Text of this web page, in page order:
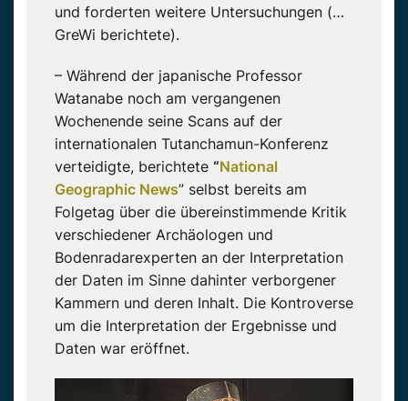
und forderten weitere Untersuchungen (…
GreWi berichtete).
– Während der japanische Professor
Watanabe noch am vergangenen
Wochenende seine Scans auf der
internationalen Tutanchamun-Konferenz
verteidigte, berichtete “National
Geographic News” selbst bereits am
Folgetag über die übereinstimmende Kritik
verschiedener Archäologen und
Bodenradarexperten an der Interpretation
der Daten im Sinne dahinter verborgener
Kammern und deren Inhalt. Die Kontroverse
um die Interpretation der Ergebnisse und
Daten war eröffnet.